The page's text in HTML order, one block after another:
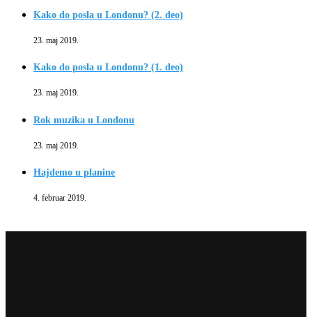
Kako do posla u Londonu? (2. deo)
23. maj 2019.
Kako do posla u Londonu? (1. deo)
23. maj 2019.
Rok muzika u Londonu
23. maj 2019.
Hajdemo u planine
4. februar 2019.